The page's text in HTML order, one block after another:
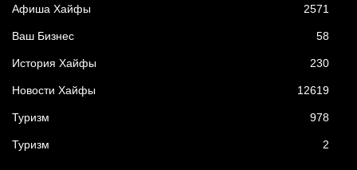
Афиша Хайфы 2571
Ваш Бизнес 58
История Хайфы 230
Новости Хайфы 12619
Туризм 978
Туризм 2